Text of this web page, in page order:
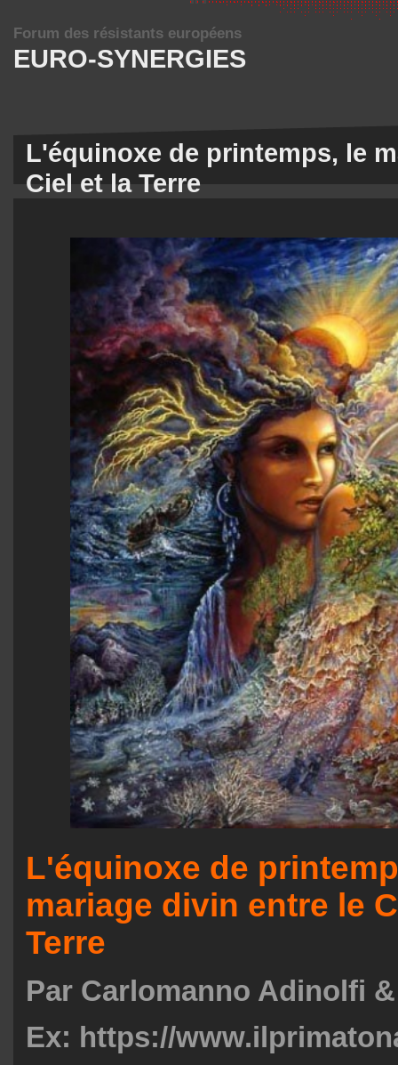
EURO-SYNERGIES
Forum des résistants européens
L'équinoxe de printemps, le
Ciel et la Terre
L'équinoxe de
mariage divin entre le
Terre
Par Carlomanno Adinolfi
Ex: https://